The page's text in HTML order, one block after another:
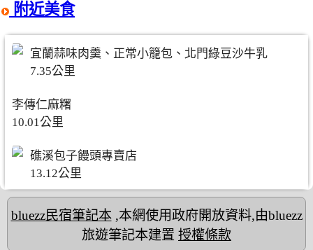
附近美食
宜蘭蒜味肉羹、正常小籠包、北門綠豆沙牛乳
7.35公里
李傳仁麻糬
10.01公里
礁溪包子饅頭專賣店
13.12公里
bluezz民宿筆記本,本網使用政府開放資料,由bluezz
旅遊筆記本建置 授權條款